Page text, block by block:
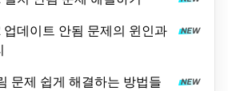
데이트 안됨 문제의 윈인과
문제 쉽게 해결하는 방법들